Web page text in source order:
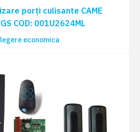
1 BUC
cu rază de 10 m COD:
pentru porți culisante CAME
801MS-0020
porți culisante CAME
COD: 001U2624ML
economica